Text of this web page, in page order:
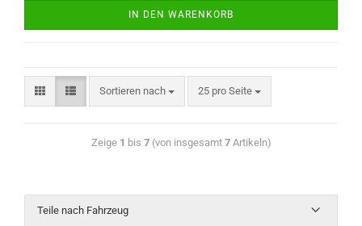
IN DEN WARENKORB
Sortieren nach 25 pro Seite
Zeige 1 bis 7(von insgesamt 7Artikeln)
Teile nach Fahrzeug